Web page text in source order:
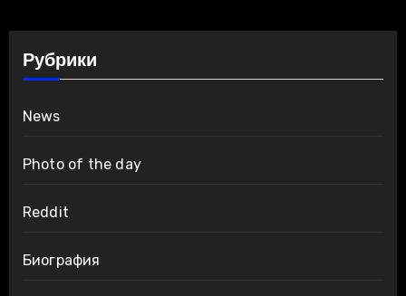
Рубрики
News
Photo of the day
Reddit
Биография